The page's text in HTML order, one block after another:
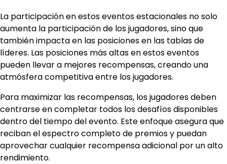
La participación en estos eventos estacionales no solo
aumenta la participación de los jugadores, sino que
también impacta en las posiciones en las tablas de
líderes. Las posiciones más altas en estos eventos
pueden llevar a mejores recompensas, creando una
atmósfera competitiva entre los jugadores.
Para maximizar las recompensas, los jugadores deben
centrarse en completar todos los desafíos disponibles
dentro del tiempo del evento. Este enfoque asegura que
reciban el espectro completo de premios y puedan
aprovechar cualquier recompensa adicional por un alto
rendimiento.